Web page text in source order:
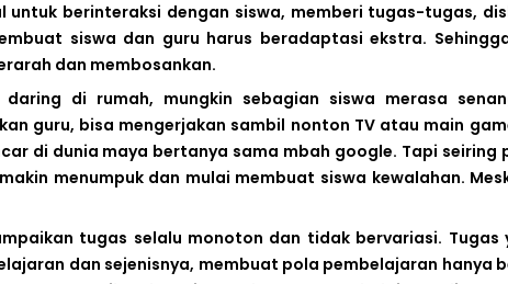
berinteraksi dengan siswa, memberi tugas-tugas,
siswa dan guru harus beradaptasi ekstra.
dan membosankan.
di rumah, mungkin sebagian siswa merasa
guru, bisa mengerjakan sambil nonton TV atau main
di dunia maya bertanya sama mbah google. Tapi seiring
menumpuk dan mulai membuat siswa kewalahan.
tugas selalu monoton dan tidak bervariasi. Tugas
dan sejenisnya, membuat pola pembelajaran hanya